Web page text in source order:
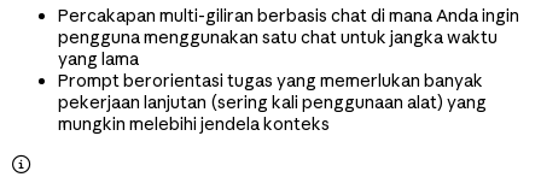
Percakapan multi-giliran berbasis chat di mana Anda ingin
pengguna menggunakan satu chat untuk jangka waktu
yang lama
Prompt berorientasi tugas yang memerlukan banyak
pekerjaan lanjutan (sering kali penggunaan alat) yang
mungkin melebihi jendela konteks
